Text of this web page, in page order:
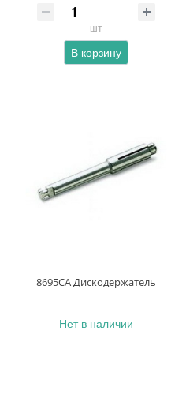
шт
В корзину
8695CA Дискодержатель
Нет в наличии